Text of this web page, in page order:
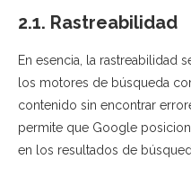
2.1. Rastreabilidad
En esencia, la rastreabilidad
los motores de búsqueda
contenido sin encontrar
permite que Google
en los resultados de